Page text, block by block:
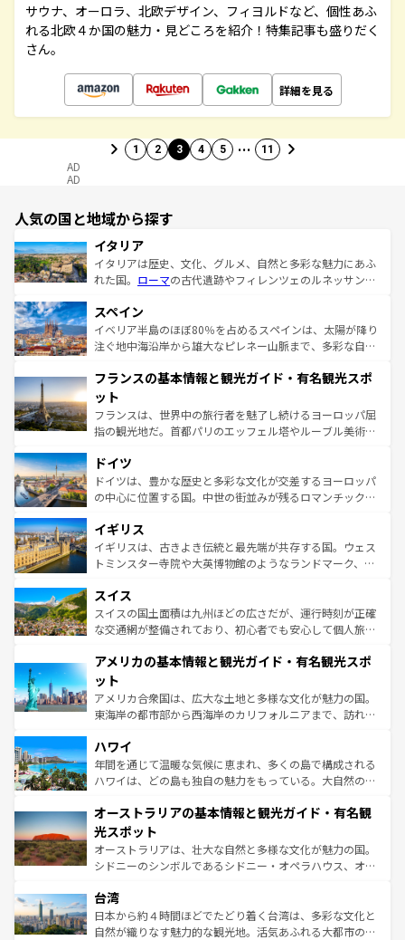
サウナ、オーロラ、北欧デザイン、フィヨルドなど、個性あふ
れる北欧４か国の魅力・見どころを紹介！特集記事も盛りだく
さん。
詳細を見る
1 2 3 4 5 … 11
AD
AD
人気の国と地域から探す
イタリア
イタリアは歴史、文化、グルメ、自然と多彩な魅力にあふ
れた国。 ローマの古代遺跡やフィレンツェのルネッサンス
ろん、トスカーナの美しい田園風景やアマルフィ海岸の絶
景など、自然景観も見逃せない。観光の合間には、本場の
ピザやパスタなど、絶品のイタリア料理を堪能することも
ませてくれるイタリアで、忘れられない旅をしてみよう！
なお、新着のイタリア情報は
しい。
スペイン
イベリア半島のほぼ80％を占めるスペインは、太陽が降り
注ぐ地中海沿岸から雄大なピレネー山脈まで、多彩な自然
文化が根付くこの国では、情熱的なフラメンコ、熱気あふ
れる闘牛、そして美味しいタパスが生活の一部となってい
る。首都マドリードの洗練された雰囲気や、バルセロナの
アートに溢れた街角から、地方では古代ローマ遺跡や中世
せる。地方によって風土や気候が異なるスペインはその個
性で訪れる人を魅了する。 なお、新着のスペイン情報は コ
ンテンツ一覧を参照してほしい。
フランスの基本情報と観光ガイド・有名観光スポ
ット
フランスは、世界中の旅行者を魅了し続けるヨーロッパ屈
指の観光地だ。首都パリのエッフェル塔やルーブル美術館
で、幅広い魅力が詰まっている。華麗な宮殿、歴史的な大
聖堂、美しいビーチ、そして豊かな自然が、訪れる者を心
から魅了する。また、フランスは美食の国としても知ら
いる。シャンパンの発祥地であるランス、プロヴァンスの
香り高いラベンダー畑など、多彩な楽しみ方が可能だ。さ
らに、パリ以外の地域にも魅力が溢れており、どの街角に
れる地方に足を運ぶとそれぞれで全く異なる文化を体験で
きるだろう。 なお、新着のフランス情報はコンテンツ一覧
を参照してほしい。
ドイツ
ドイツは、豊かな歴史と多彩な文化が交差するヨーロッパ
の中心に位置する国。中世の街並みが残るロマンチック街
顔を持つこの国は、どこを歩いても飽きることがない。ベ
ルリンの文化的活気、バイエルン州のアルプスの絶景、そ
してライン川沿いのワイン畑といった風景は必見。ビール
は、お酒好きな人にはぜひ体験してほしい。 なお、新着の
ドイツ情報はコンテンツ一覧を参照してほしい。
イギリス
イギリスは、古きよき伝統と最先端が共存する国。ウェス
トミンスター寺院や大英博物館のようなランドマーク、歴
リアごとに異なる魅力がある。また、優雅なアフタヌーン
ティー、ビール好きにはたまらない英国パブ、サッカー観
戦など、本場だからこそできる体験も豊富。イギリスを旅
ンツ一覧を参照してほしい。
スイス
スイスの国土面積は九州ほどの広さだが、運行時刻が正確
な交通網が整備されており、初心者でも安心して個人旅行
の建物がそのまま残る町や、スイスならではのユニークな
博物館もあり、アルプス観光だけでなく町歩きも満喫する
ことができる。国民の所得が高いため物価も高いが、旅行
者向けの交通パス提供のサービスもあり、うまく活用すれ
着のスイス情報は
アメリカの基本情報と観光ガイド・有名観光スポ
ット
アメリカ合衆国は、広大な土地と多様な文化が魅力の国。
東海岸の都市部から西海岸のカリフォルニアまで、訪れる
のような巨大都市は、観光、ショッピング、エンターテイ
ンメントが詰まった刺激的なスポットだ。一方、アメリカ
西部には大自然が広がり、グランドキャニオンやイエロー
部のニューオーリンズでは、音楽と美食が融合した独特の
文化が魅力。旅行者はアメリカの各地域で異なる魅力を楽
しみながら、その多様性と豊かな歴史を感じることができ
るだろう。車でのロードトリップや列車の旅も、アメリカ
情報は
ハワイ
年間を通じて温暖な気候に恵まれ、多くの島で構成される
ハワイは、どの島も独自の魅力をもっている。大自然の神
ワイ島は見逃せない。また、定番の観光地といえばオアフ
島だが、静かな自然を求めるならマウイ島やカウアイ島が
おすすめ。エメラルドグリーンに輝く海をはじめ、豊かな
文化や歴史が息づいている。「アロハスピリット」と呼ば
人々、おいしいローカルフードやハワイアンミュージッ
ク、伝統的なフラダンスなど、すべてがハワイの魅力を彩
っている。訪れるたびに新しい発見と感動が待っているハ
オーストラリアの基本情報と観光ガイド・有名観
光スポット
オーストラリアは、壮大な自然と多様な文化が魅力の国。
シドニーのシンボルであるシドニー・オペラハウス、オー
リアリーフや大陸中央部にそびえるウルル（エアーズロッ
ク）、タスマニアの美しい原生林やケアンズの熱帯雨林な
ど、見どころがたくさん。また、カフェやワイン、オージ
台湾
日本から約４時間ほどでたどり着く台湾は、多彩な文化と
自然が織りなす魅力的な観光地。活気あふれる大都市の台